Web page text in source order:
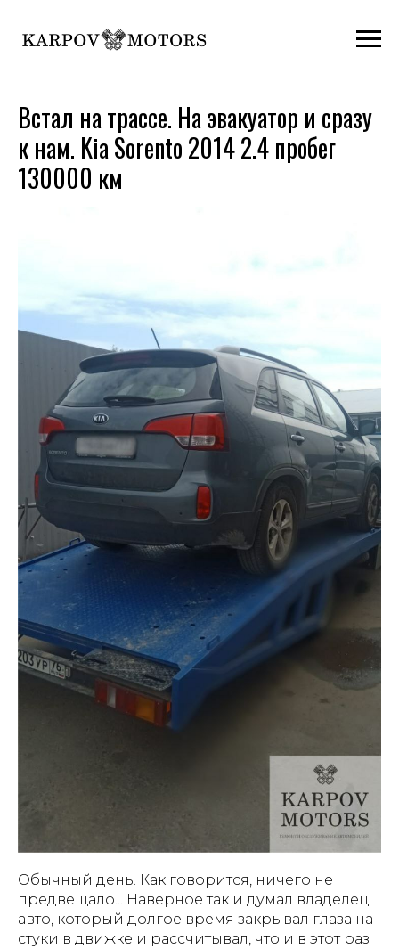
Встал на трассе. На эвакуатор и сразу
к нам. Kia Sorento 2014 2.4 пробег
130000 км
Обычный день. Как говорится, ничего не
предвещало... Наверное так и думал владелец
авто, который долгое время закрывал глаза на
стуки в движке и рассчитывал, что и в этот раз